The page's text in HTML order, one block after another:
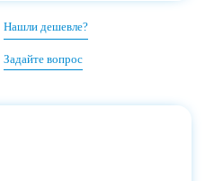
Нашли дешевле?
Задайте вопрос